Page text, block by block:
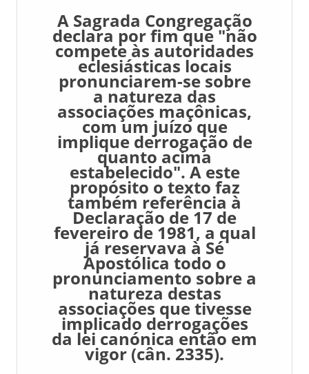
A Sagrada Congregação
declara por fim que "não
compete às autoridades
eclesiásticas locais
pronunciarem-se sobre
a natureza das
associações maçônicas,
com um juízo que
implique derrogação de
quanto acima
estabelecido". A este
propósito o texto faz
também referência à
Declaração de 17 de
fevereiro de 1981, a qual
já reservava à Sé
Apostólica todo o
pronunciamento sobre a
natureza destas
associações que tivesse
implicado derrogações
da lei canónica então em
vigor (cân. 2335).